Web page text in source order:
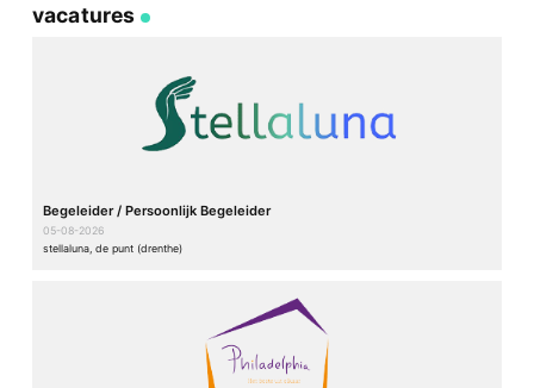
vacatures
Begeleider / Persoonlijk Begeleider
05-08-2026
stellaluna, de punt (drenthe)